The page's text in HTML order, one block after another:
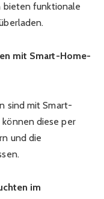
bieten funktionale
mit Smart-Home-
sind mit Smart-
diese per
und die
im